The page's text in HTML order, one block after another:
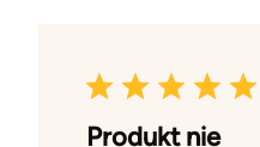
Produkt nie